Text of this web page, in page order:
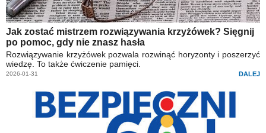
Jak zostać mistrzem rozwiązywania krzyżówek? Sięgnij
po pomoc, gdy nie znasz hasła
Rozwiązywanie krzyżówek pozwala rozwinąć horyzonty i poszerzyć
wiedzę. To także ćwiczenie pamięci.
2026-01-31 DALEJ